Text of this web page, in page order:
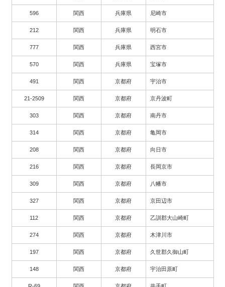
596 関西 兵庫県 尼崎市
212 関西 兵庫県 明石市
777 関西 兵庫県 西宮市
570 関西 兵庫県 宝塚市
491 関西 京都府 宇治市
21-2509 関西 京都府 京丹波町
303 関西 京都府 南丹市
314 関西 京都府 亀岡市
208 関西 京都府 向日市
216 関西 京都府 長岡京市
309 関西 京都府 八幡市
327 関西 京都府 京田辺市
112 関西 京都府 乙訓郡大山崎町
274 関西 京都府 木津川市
197 関西 京都府 久世郡久御山町
148 関西 京都府 宇治田原町